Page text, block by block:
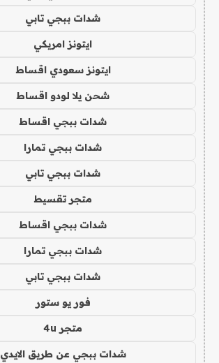
شدات ببجي تابي
ايتونز امريكي
ايتونز سعودي اقساط
شحن يلا لودو اقساط
شدات ببجي اقساط
شدات ببجي تمارا
شدات ببجي تابي
متجر تقسيط
شدات ببجي اقساط
شدات ببجي تمارا
شدات ببجي تابي
فور يو ستور
متجر 4u
شدات ببجي عن طريق الايدي